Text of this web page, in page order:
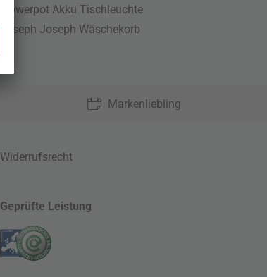
Flowerpot Akku Tischleuchte
Joseph Joseph Wäschekorb
Markenliebling
Widerrufsrecht
Geprüfte Leistung